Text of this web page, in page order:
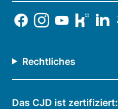
Rechtliches
Das CJD ist zertifiziert: